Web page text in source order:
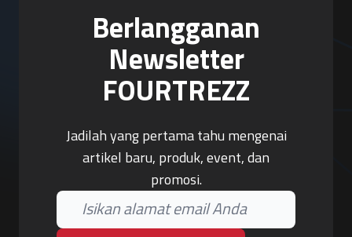
Berlangganan
Newsletter
FOURTREZZ
Jadilah yang pertama tahu mengenai
artikel baru, produk, event, dan
promosi.